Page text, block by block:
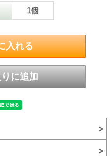
1個